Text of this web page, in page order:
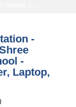
।।।
-
Shree
-
Laptop,